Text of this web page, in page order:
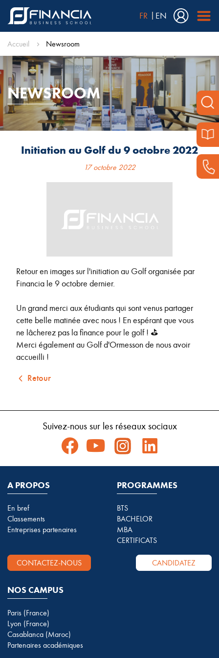
FR EN
Accueil Newsroom
NEWSROOM
Initiation au Golf du 9 octobre 2022
17 octobre 2022
Retour en images sur l'initiation au Golf organisée par
Financia le 9 octobre dernier.
Un grand merci aux étudiants qui sont venus partager
cette belle matinée avec nous ! En espérant que vous
ne lâcherez pas la finance pour le golf ! ⛳
Merci également au Golf d'Ormesson de nous avoir
accueilli !
Retour
Suivez-nous sur les réseaux sociaux
A PROPOS
En bref
Classements
Entreprises partenaires
PROGRAMMES
BTS
BACHELOR
MBA
CERTIFICATS
CONTACTEZ-NOUS CANDIDATEZ
NOS CAMPUS
Paris (France)
Lyon (France)
Casablanca (Maroc)
Partenaires académiques